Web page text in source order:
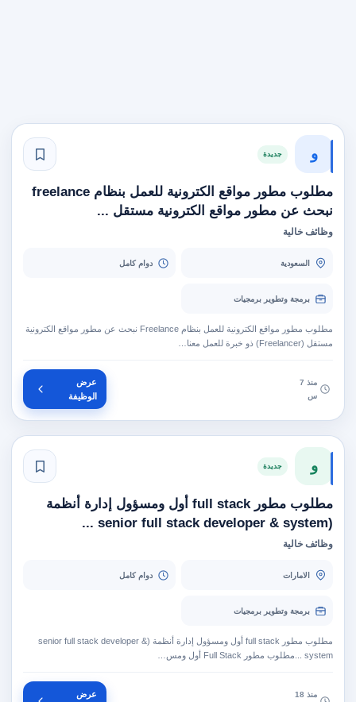
و جديدة
مطلوب مطور مواقع الكترونية للعمل بنظام freelance
نبحث عن مطور مواقع الكترونية مستقل ...
وظائف خالية
السعودية دوام كامل
برمجة وتطوير برمجيات
مطلوب مطور مواقع الكترونية للعمل بنظام Freelance نبحث عن مطور مواقع الكترونية
مستقل (Freelancer) ذو خبرة للعمل معنا…
منذ 7
س
عرض
الوظيفة
و جديدة
مطلوب مطور full stack أول ومسؤول إدارة أنظمة
(senior full stack developer & system ...
وظائف خالية
الامارات دوام كامل
برمجة وتطوير برمجيات
مطلوب مطور full stack أول ومسؤول إدارة أنظمة (senior full stack developer &
system ...مطلوب مطور Full Stack أول ومس…
منذ 18
عرض